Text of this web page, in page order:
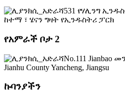
531 የሃሊንግ
ከተማ ፣ ሄናን ግዛት የኢንዱስትሪ ፓርክ
የአምራች ቦታ 2
No.111 Jianbao
Jianhu County Yancheng, Jiangsu
ኩባንያችን